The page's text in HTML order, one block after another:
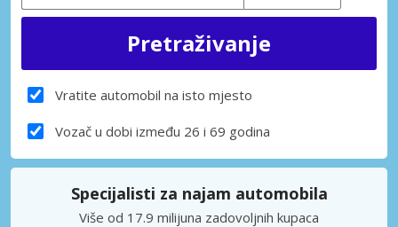
Vratite automobil na isto mjesto
Vozač u dobi između 26 i 69 godina
Specijalisti za najam automobila
Više od 17.9 milijuna zadovoljnih kupaca